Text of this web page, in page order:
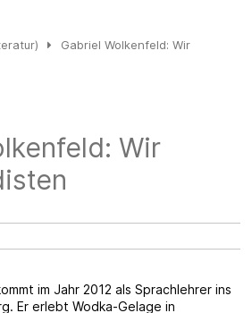
Gabriel Wolkenfeld: Wir
Wir
im Jahr 2012 als Sprachlehrer ins
Er erlebt Wodka-Gelage in